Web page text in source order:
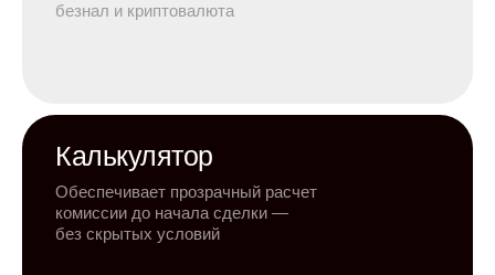
безнал и криптовалюта
Калькулятор
Обеспечивает прозрачный расчет
комиссии до начала сделки —
без скрытых условий